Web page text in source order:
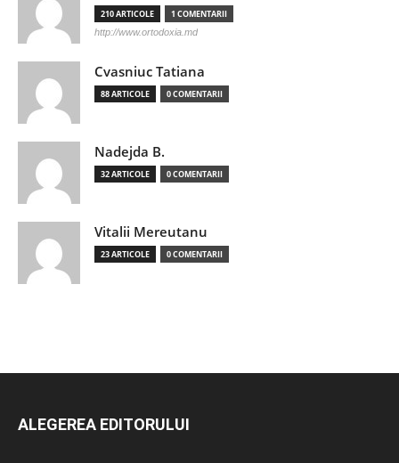
210 ARTICOLE 1 COMENTARII
http://www.ortodoxia.md
Cvasniuc Tatiana
88 ARTICOLE 0 COMENTARII
Nadejda B.
32 ARTICOLE 0 COMENTARII
Vitalii Mereutanu
23 ARTICOLE 0 COMENTARII
ALEGEREA EDITORULUI